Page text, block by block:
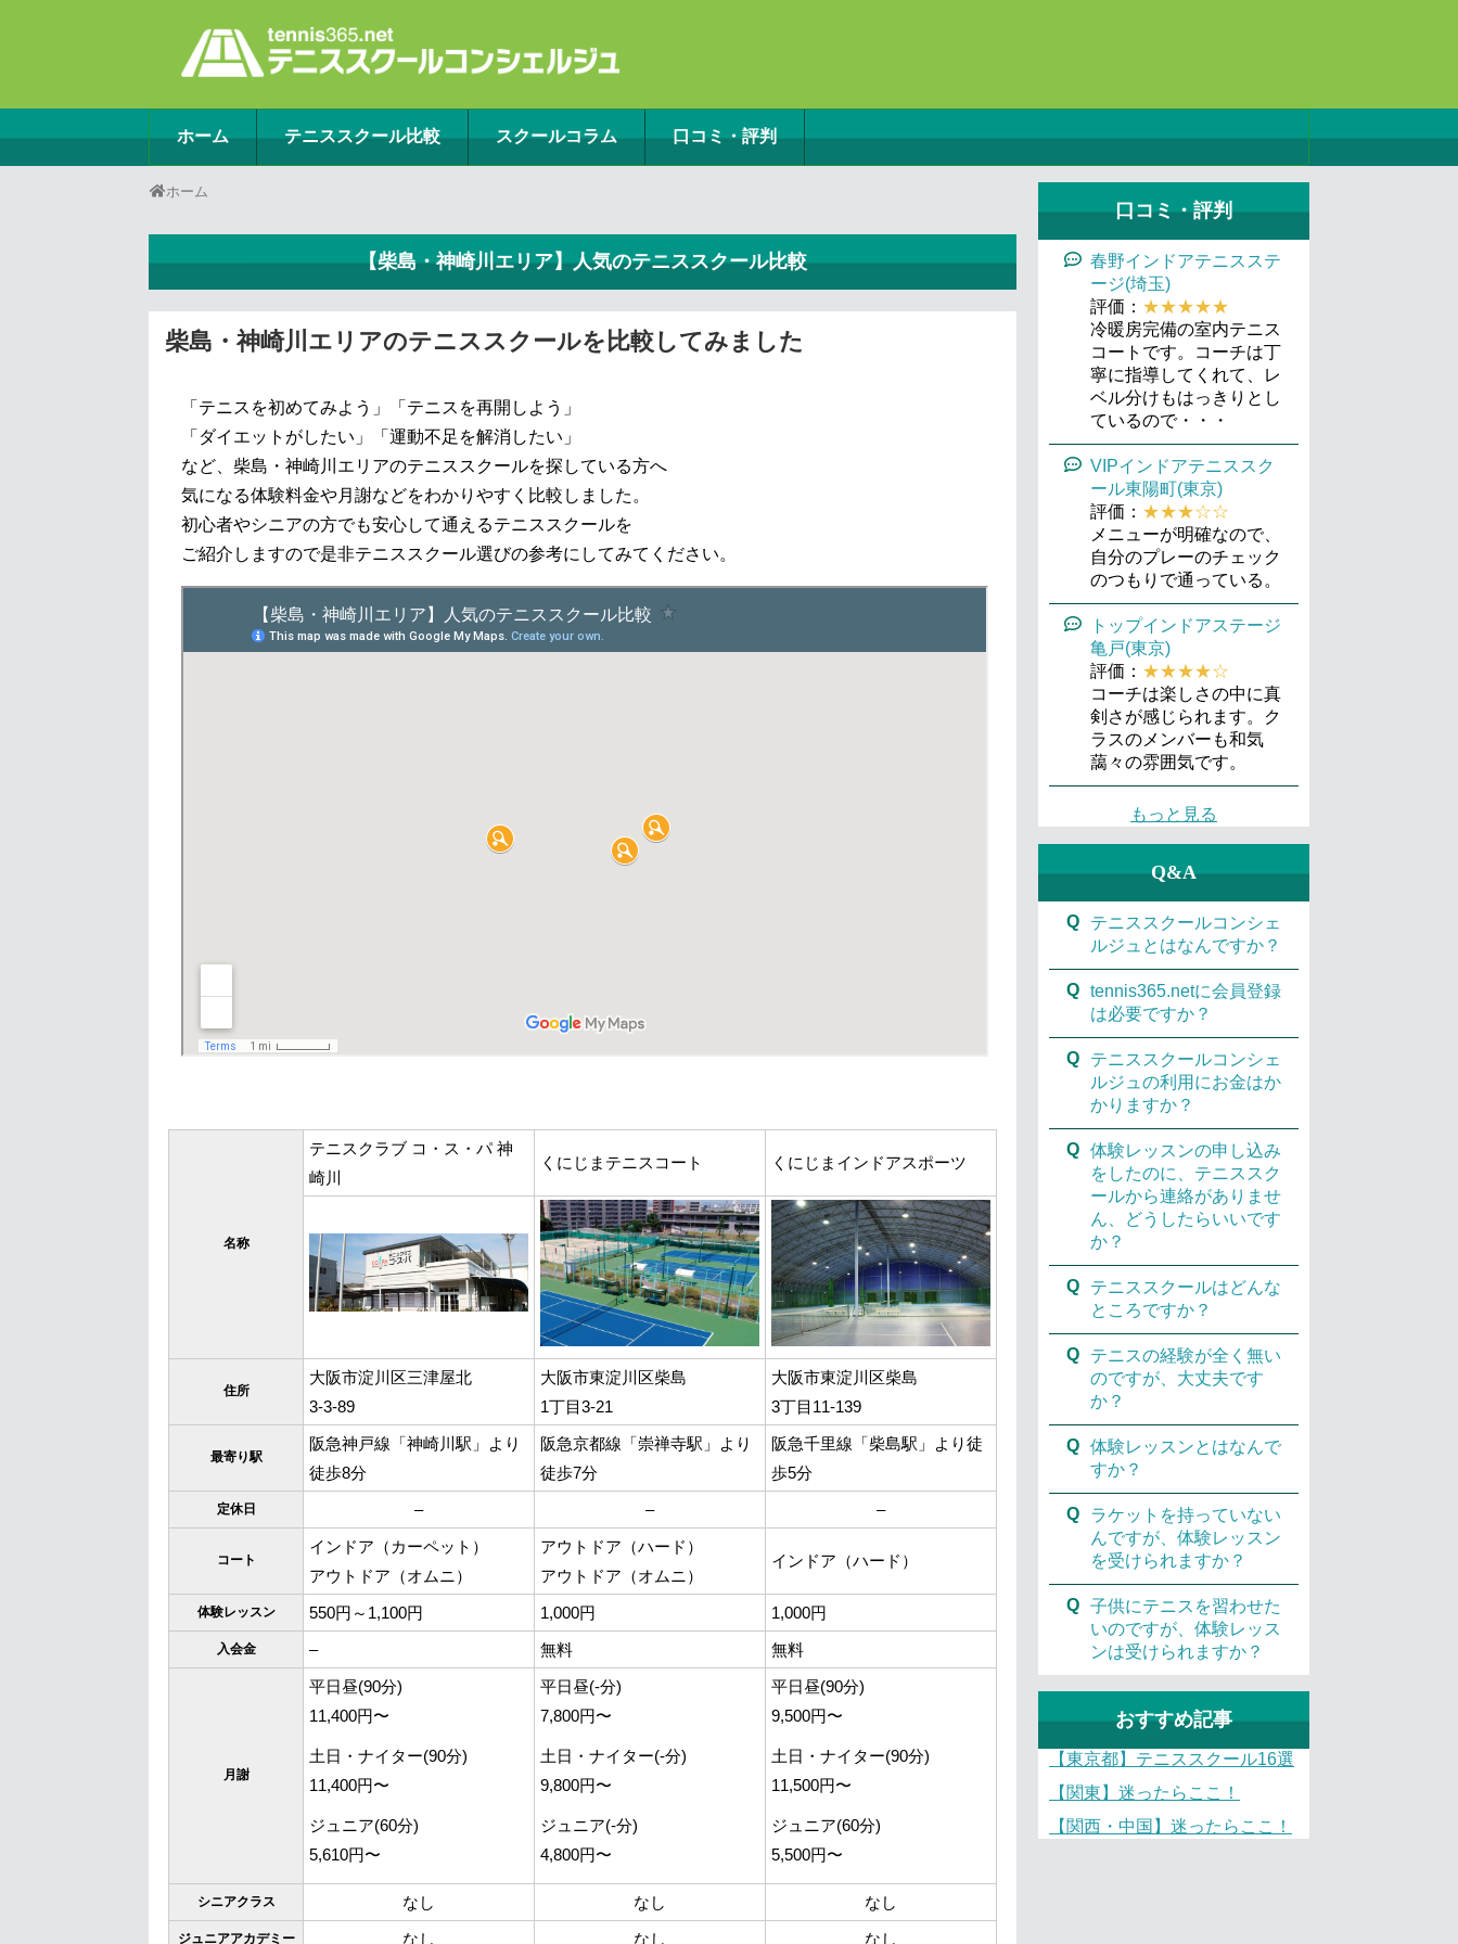
ホーム テニススクール比較 スクールコラム 口コミ・評判
ホーム
【柴島・神崎川エリア】人気のテニススクール比較
柴島・神崎川エリアのテニススクールを比較してみました
「テニスを初めてみよう」「テニスを再開しよう」
「ダイエットがしたい」「運動不足を解消したい」
など、柴島・神崎川エリアのテニススクールを探している方へ
気になる体験料金や月謝などをわかりやすく比較しました。
初心者やシニアの方でも安心して通えるテニススクールを
ご紹介しますので是非テニススクール選びの参考にしてみてください。
名称
テニスクラブ コ・ス・パ 神
崎川
くにじまテニスコート くにじまインドアスポーツ
住所
大阪市淀川区三津屋北
3-3-89
大阪市東淀川区柴島
1丁目3-21
大阪市東淀川区柴島
3丁目11-139
最寄り駅
阪急神戸線「神崎川駅」より
徒歩8分
阪急京都線「崇禅寺駅」より
徒歩7分
阪急千里線「柴島駅」より徒
歩5分
定休日 – – –
コート
インドア（カーペット）
アウトドア（オムニ）
アウトドア（ハード）
アウトドア（オムニ）
インドア（ハード）
体験レッスン 550円～1,100円 1,000円 1,000円
入会金 – 無料 無料
月謝
平日昼(90分)
11,400円〜
土日・ナイター(90分)
11,400円〜
ジュニア(60分)
5,610円〜
平日昼(-分)
7,800円〜
土日・ナイター(-分)
9,800円〜
ジュニア(-分)
4,800円〜
平日昼(90分)
9,500円〜
土日・ナイター(90分)
11,500円〜
ジュニア(60分)
5,500円〜
シニアクラス なし なし なし
ジュニアアカデミー なし なし なし
口コミ・評判
春野インドアテニスステ
ージ(埼玉)
評価： ★★★★★
冷暖房完備の室内テニス
コートです。コーチは丁
寧に指導してくれて、レ
ベル分けもはっきりとし
ているので・・・
VIPインドアテニススク
ール東陽町(東京)
評価： ★★★☆☆
メニューが明確なので、
自分のプレーのチェック
のつもりで通っている。
トップインドアステージ
亀戸(東京)
評価： ★★★★☆
コーチは楽しさの中に真
剣さが感じられます。ク
ラスのメンバーも和気
藹々の雰囲気です。
もっと見る
Q&A
Q
テニススクールコンシェ
ルジュとはなんですか？
Q tennis365.netに会員登録
は必要ですか？
Q
テニススクールコンシェ
ルジュの利用にお金はか
かりますか？
Q 体験レッスンの申し込み
をしたのに、テニススク
ールから連絡がありませ
ん、どうしたらいいです
か？
Q
テニススクールはどんな
ところですか？
Q
テニスの経験が全く無い
のですが、大丈夫です
か？
Q 体験レッスンとはなんで
すか？
Q
ラケットを持っていない
んですが、体験レッスン
を受けられますか？
Q 子供にテニスを習わせた
いのですが、体験レッス
ンは受けられますか？
おすすめ記事
【東京都】テニススクール16選
【関東】迷ったらここ！
【関西・中国】迷ったらここ！